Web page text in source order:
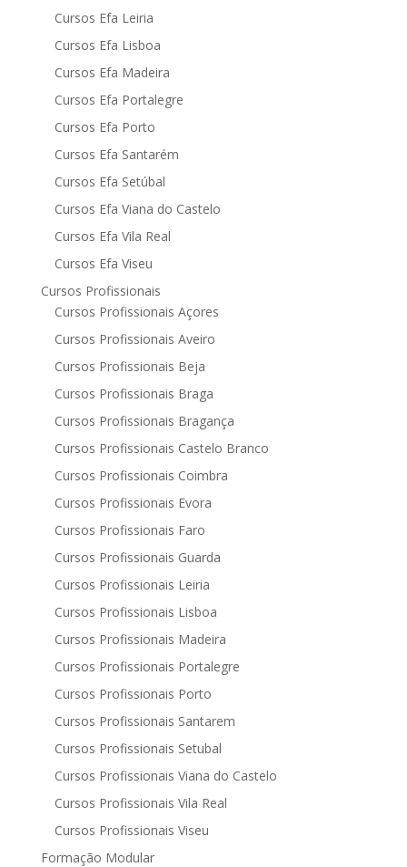
Cursos Efa Leiria
Cursos Efa Lisboa
Cursos Efa Madeira
Cursos Efa Portalegre
Cursos Efa Porto
Cursos Efa Santarém
Cursos Efa Setúbal
Cursos Efa Viana do Castelo
Cursos Efa Vila Real
Cursos Efa Viseu
Cursos Profissionais
Cursos Profissionais Açores
Cursos Profissionais Aveiro
Cursos Profissionais Beja
Cursos Profissionais Braga
Cursos Profissionais Bragança
Cursos Profissionais Castelo Branco
Cursos Profissionais Coimbra
Cursos Profissionais Evora
Cursos Profissionais Faro
Cursos Profissionais Guarda
Cursos Profissionais Leiria
Cursos Profissionais Lisboa
Cursos Profissionais Madeira
Cursos Profissionais Portalegre
Cursos Profissionais Porto
Cursos Profissionais Santarem
Cursos Profissionais Setubal
Cursos Profissionais Viana do Castelo
Cursos Profissionais Vila Real
Cursos Profissionais Viseu
Formação Modular